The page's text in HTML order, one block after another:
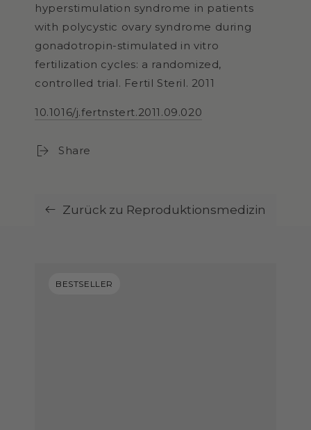
hyperstimulation syndrome in patients
with polycystic ovary syndrome during
gonadotropin-stimulated in vitro
fertilization cycles: a randomized,
controlled trial. Fertil Steril. 2011
10.1016/j.fertnstert.2011.09.020
Share
Zurück zu Reproduktionsmedizin
BESTSELLER
BESTSELLER
BESTSELLER
BESTSELLER
BESTSELLER
BESTSELLER
BESTSELLER
BESTSELLER
BESTSELLER
BESTSELLER
BESTSELLER